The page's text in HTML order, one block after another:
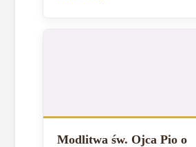
Modlitwa św. Ojca Pio o